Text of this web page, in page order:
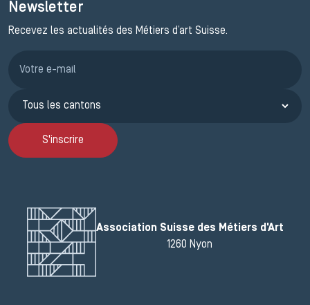
Newsletter
Recevez les actualités des Métiers d’art Suisse.
S'inscrire
Association Suisse des Métiers d'Art
1260 Nyon